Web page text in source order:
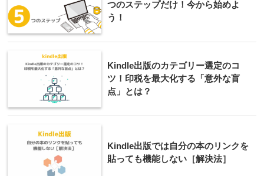
つのステップだけ！今から始めよ
う！
Kindle出版のカテゴリー選定のコ
ツ！印税を最大化する「意外な盲
点」とは？
Kindle出版では自分の本のリンクを
貼っても機能しない［解決法］